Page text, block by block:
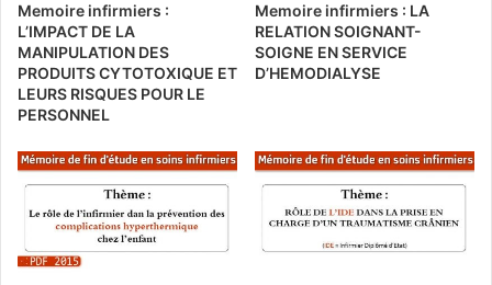
Memoire infirmiers :
L’IMPACT DE LA
MANIPULATION DES
PRODUITS CYTOTOXIQUE ET
LEURS RISQUES POUR LE
PERSONNEL
Memoire infirmiers : LA
RELATION SOIGNANT-
SOIGNE EN SERVICE
D’HEMODIALYSE